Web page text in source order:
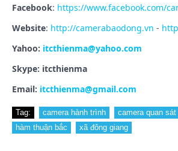
Facebook: https://www.facebook.com/
Website: http://camerabaodong.vn -
Yahoo: itcthienma@yahoo.com
Skype: itcthienma
Email: itcthienma@gmail.com
Tag: camera hành trình camera quan sát
hàm thuận bắc
xã đông giang